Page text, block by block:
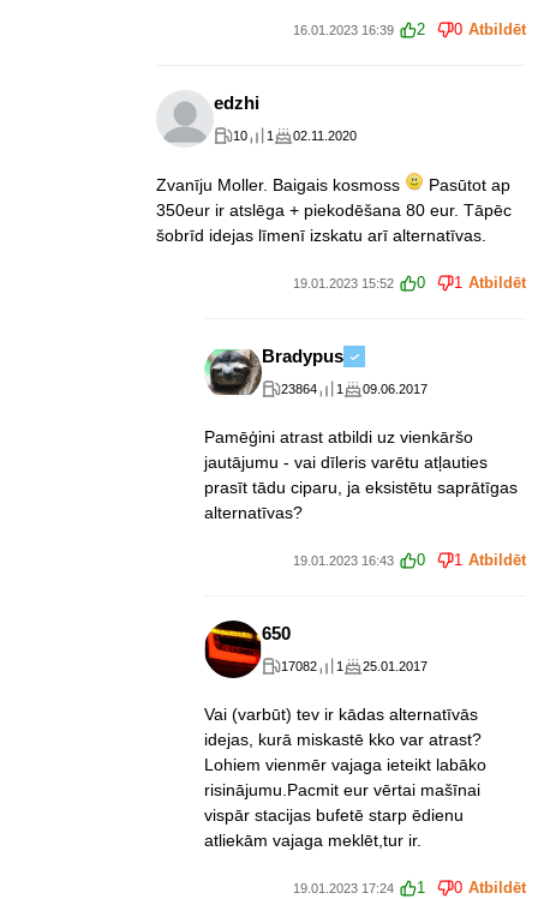
16.01.2023 16:39 2 0 Atbildēt
edzhi
10 1 02.11.2020
Zvanīju Moller. Baigais kosmoss
Pasūtot ap
350eur ir atslēga + piekodēšana 80 eur. Tāpēc
šobrīd idejas līmenī izskatu arī alternatīvas.
19.01.2023 15:52 0 1 Atbildēt
Bradypus
23864 1 09.06.2017
Pamēģini atrast atbildi uz vienkāršo
jautājumu - vai dīleris varētu atļauties
prasīt tādu ciparu, ja eksistētu saprātīgas
alternatīvas?
19.01.2023 16:43 0 1 Atbildēt
650
17082 1 25.01.2017
Vai (varbūt) tev ir kādas alternatīvās
idejas, kurā miskastē kko var atrast?
Lohiem vienmēr vajaga ieteikt labāko
risinājumu.Pacmit eur vērtai mašīnai
vispār stacijas bufetē starp ēdienu
atliekām vajaga meklēt,tur ir.
19.01.2023 17:24 1 0 Atbildēt